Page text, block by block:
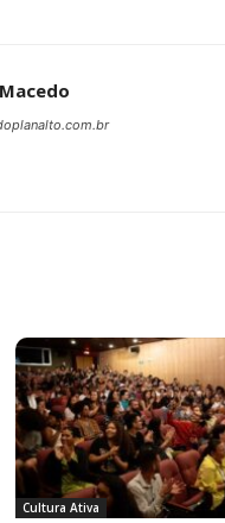
Cultura Ativa